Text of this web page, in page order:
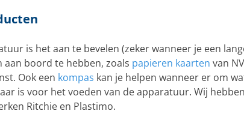
is het aan te bevelen (zeker wanneer je een
boord te hebben, zoals papieren kaarten van
Ook een kompas kan je helpen wanneer er om
is voor het voeden van de apparatuur. Wij
Ritchie en Plastimo.